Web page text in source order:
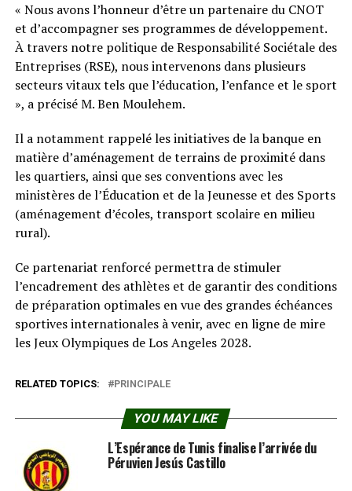
« Nous avons l’honneur d’être un partenaire du CNOT
et d’accompagner ses programmes de développement.
À travers notre politique de Responsabilité Sociétale des
Entreprises (RSE), nous intervenons dans plusieurs
secteurs vitaux tels que l’éducation, l’enfance et le sport
», a précisé M. Ben Moulehem.
Il a notamment rappelé les initiatives de la banque en
matière d’aménagement de terrains de proximité dans
les quartiers, ainsi que ses conventions avec les
ministères de l’Éducation et de la Jeunesse et des Sports
(aménagement d’écoles, transport scolaire en milieu
rural).
Ce partenariat renforcé permettra de stimuler
l’encadrement des athlètes et de garantir des conditions
de préparation optimales en vue des grandes échéances
sportives internationales à venir, avec en ligne de mire
les Jeux Olympiques de Los Angeles 2028.
RELATED TOPICS: PRINCIPALE
YOU MAY LIKE
L’Espérance de Tunis finalise l’arrivée du
Péruvien Jesús Castillo